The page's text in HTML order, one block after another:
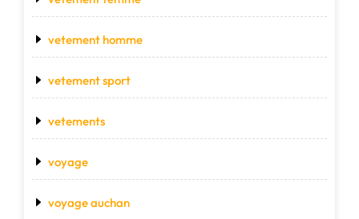
vetement homme
vetement sport
vetements
voyage
voyage auchan